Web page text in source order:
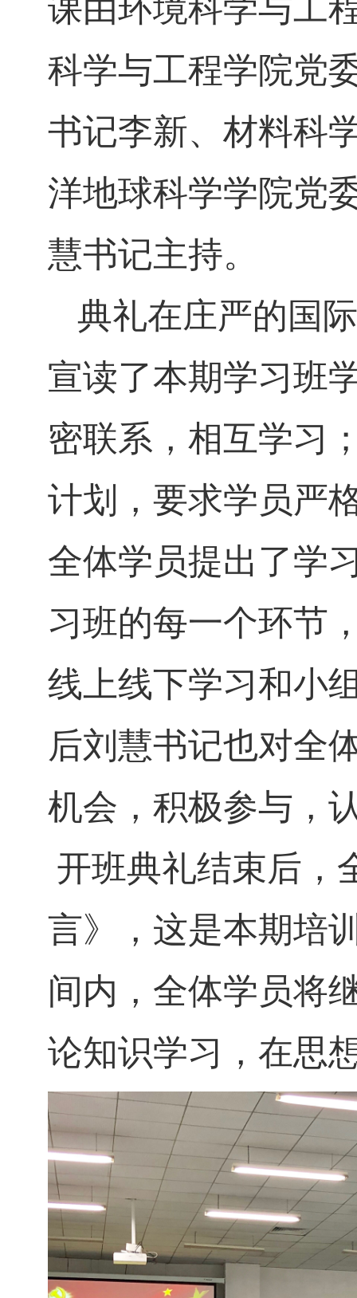
课由环境科学与工
科学与工程学院党
书记李新、材料科
洋地球科学学院党
慧书记主持。
典礼在庄严的国
宣读了本期学习班
密联系，相互学习
计划，要求学员严
全体学员提出了学
习班的每一个环节
线上线下学习和小
后刘慧书记也对全
机会，积极参与，
开班典礼结束后
言》，这是本期培
间内，全体学员将
论知识学习，在思